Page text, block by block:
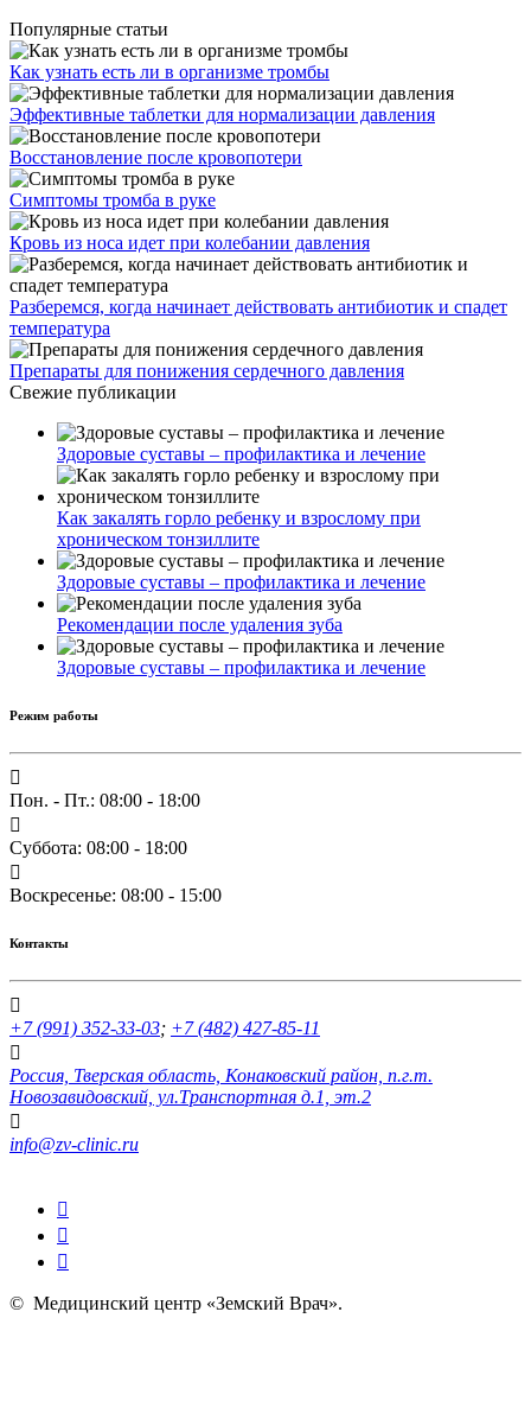
Популярные статьи
Как узнать есть ли в организме тромбы
Эффективные таблетки для нормализации давления
Восстановление после кровопотери
Симптомы тромба в руке
Кровь из носа идет при колебании давления
Разберемся, когда начинает действовать антибиотик и спадет
температура
Препараты для понижения сердечного давления
Свежие публикации
Здоровые суставы – профилактика и лечение
Как закалять горло ребенку и взрослому при
хроническом тонзиллите
Здоровые суставы – профилактика и лечение
Рекомендации после удаления зуба
Здоровые суставы – профилактика и лечение
Режим работы
Пон. - Пт.: 08:00 - 18:00
Суббота: 08:00 - 18:00
Воскресенье: 08:00 - 15:00
Контакты
+7 (991) 352-33-03; +7 (482) 427-85-11
Россия, Тверская область, Конаковский район, п.г.т.
Новозавидовский, ул.Транспортная д.1, эт.2
info@zv-clinic.ru
© Медицинский центр «Земский Врач».